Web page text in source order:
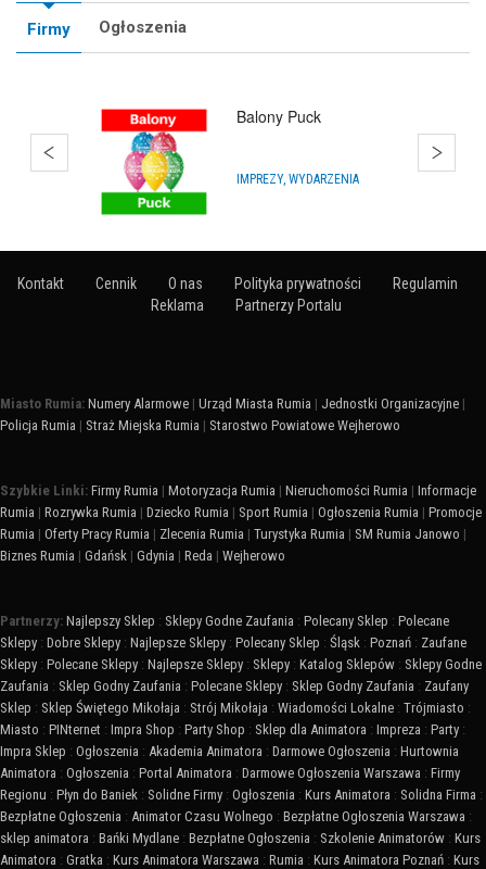
Firmy Ogłoszenia
Balony Puck
IMPREZY, WYDARZENIA
Kontakt Cennik O nas Polityka prywatności
Regulamin
Reklama
Partnerzy Portalu
Miasto Rumia: Numery Alarmowe | Urząd Miasta Rumia | Jednostki Organizacyjne |
Policja Rumia | Straż Miejska Rumia | Starostwo Powiatowe Wejherowo
Szybkie Linki: Firmy Rumia | Motoryzacja Rumia | Nieruchomości Rumia | Informacje
Rumia | Rozrywka Rumia | Dziecko Rumia | Sport Rumia | Ogłoszenia Rumia | Promocje
Rumia | Oferty Pracy Rumia | Zlecenia Rumia | Turystyka Rumia | SM Rumia Janowo |
Biznes Rumia | Gdańsk | Gdynia | Reda | Wejherowo
Partnerzy: Najlepszy Sklep : Sklepy Godne Zaufania : Polecany Sklep : Polecane
Sklepy : Dobre Sklepy : Najlepsze Sklepy : Polecany Sklep : Śląsk : Poznań : Zaufane
Sklepy : Polecane Sklepy : Najlepsze Sklepy : Sklepy : Katalog Sklepów : Sklepy Godne
Zaufania : Sklep Godny Zaufania : Polecane Sklepy : Sklep Godny Zaufania : Zaufany
Sklep : Sklep Świętego Mikołaja : Strój Mikołaja : Wiadomości Lokalne : Trójmiasto :
Miasto : PINternet : Impra Shop : Party Shop : Sklep dla Animatora : Impreza : Party :
Impra Sklep : Ogłoszenia : Akademia Animatora : Darmowe Ogłoszenia : Hurtownia
Animatora : Ogłoszenia : Portal Animatora : Darmowe Ogłoszenia Warszawa : Firmy
Regionu : Płyn do Baniek : Solidne Firmy : Ogłoszenia : Kurs Animatora : Solidna Firma :
Bezpłatne Ogłoszenia : Animator Czasu Wolnego : Bezpłatne Ogłoszenia Warszawa :
sklep animatora : Bańki Mydlane : Bezpłatne Ogłoszenia : Szkolenie Animatorów : Kurs
Animatora : Gratka : Kurs Animatora Warszawa : Rumia : Kurs Animatora Poznań : Kurs